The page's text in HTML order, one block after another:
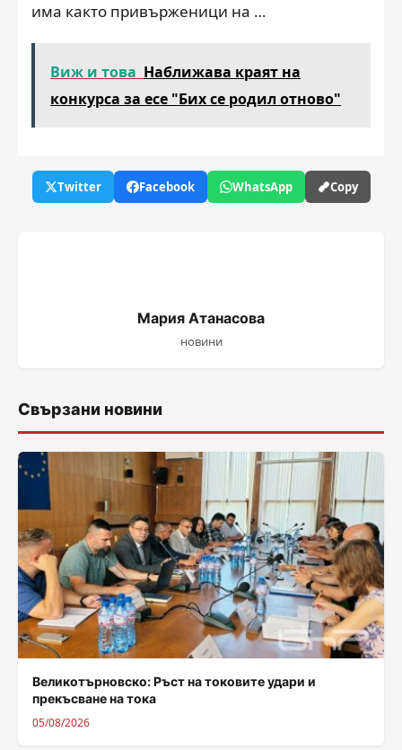
има както привърженици на …
Виж и това Наближава краят на
конкурса за есе "Бих се родил отново"
Twitter Facebook WhatsApp Copy
Мария Атанасова
новини
Свързани новини
Великотърновско: Ръст на токовите удари и
прекъсване на тока
05/08/2026